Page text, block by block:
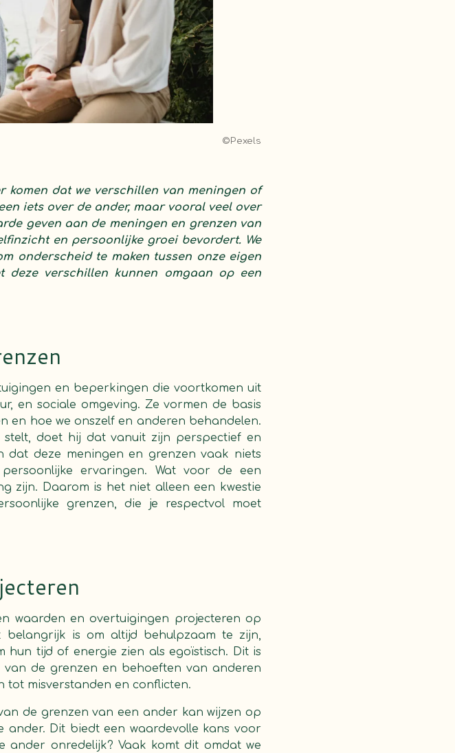
©Pexels
komen dat we verschillen van meningen of
iets over de ander, maar vooral veel over
geven aan de meningen en grenzen van
en persoonlijke groei bevordert. We
onderscheid te maken tussen onze eigen
deze verschillen kunnen omgaan op een
en beperkingen die voortkomen uit
en sociale omgeving. Ze vormen de basis
en hoe we onszelf en anderen behandelen.
doet hij dat vanuit zijn perspectief en
deze meningen en grenzen vaak niets
ervaringen. Wat voor de een
zijn. Daarom is het niet alleen een kwestie
grenzen, die je respectvol moet
waarden en overtuigingen projecteren op
is om altijd behulpzaam te zijn,
hun tijd of energie zien als egoïstisch. Dit is
de grenzen en behoeften van anderen
tot misverstanden en conflicten.
de grenzen van een ander kan wijzen op
ander. Dit biedt een waardevolle kans voor
ander onredelijk? Vaak komt dit omdat we